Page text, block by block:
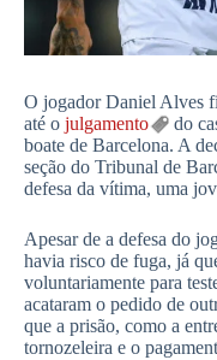
O jogador Daniel Alves
até o julgamento
do
boate de Barcelona. A
seção do Tribunal de
defesa da vítima, uma
Apesar de a defesa do
havia risco de fuga, já
voluntariamente para
acataram o pedido de
que a prisão, como a
tornozeleira e o